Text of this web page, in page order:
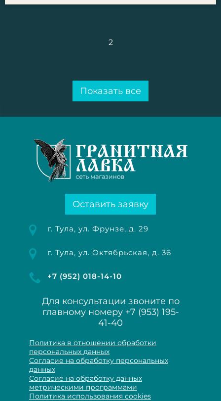
2
Показать все
Оставить заявку
г. Тула, ул. Фрунзе, д. 29
г. Тула, ул. Октябрьская, д. 36
+7 (952) 018-14-10
Для консультации звоните по
главному номеру +7 (953) 195-
41-40
Политика в отношении обработки
персональных данных
Согласие на обработку персональных
данных
Согласие на обработку данных
метрическими программами
Политика использования cookies